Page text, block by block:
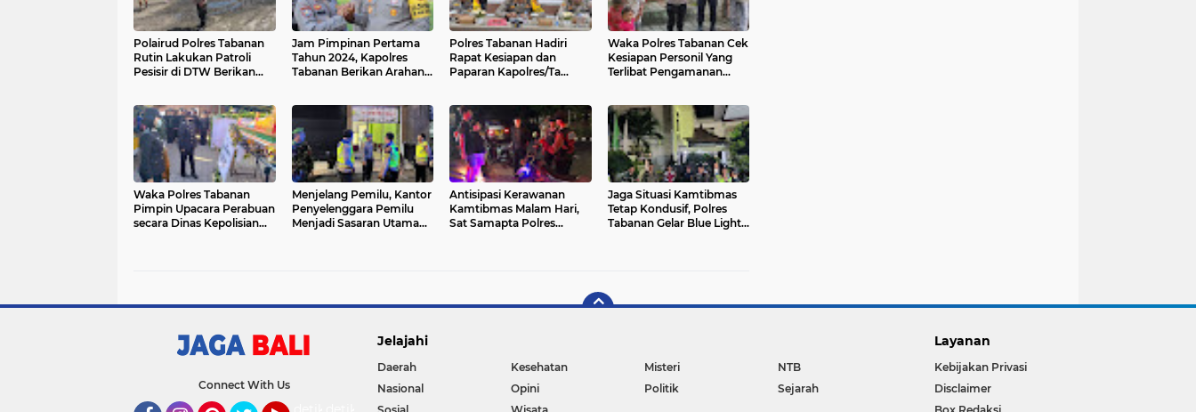
Polairud Polres Tabanan
Rutin Lakukan Patroli
Pesisir di DTW Berikan
Jam Pimpinan Pertama
Tahun 2024, Kapolres
Tabanan Berikan Arahan
Polres Tabanan Hadiri
Rapat Kesiapan dan
Paparan Kapolres/Ta
Secara Virtual
Waka Polres Tabanan Cek
Kesiapan Personil Yang
Terlibat Pengamanan
Waka Polres Tabanan
Pimpin Upacara Perabuan
secara Dinas Kepolisian
Menjelang Pemilu, Kantor
Penyelenggara Pemilu
Menjadi Sasaran Utama
Antisipasi Kerawanan
Kamtibmas Malam Hari,
Sat Samapta Polres
Jaga Situasi Kamtibmas
Tetap Kondusif, Polres
Tabanan Gelar Blue Light
Connect With Us
Jelajahi
Daerah Kesehatan Misteri
NTB
Nasional
Opini Politik
Sejarah
Sosial
Wisata
Layanan
Kebijakan Privasi
Disclaimer
Box Redaksi